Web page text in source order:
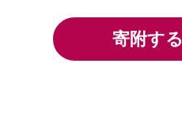
寄附する